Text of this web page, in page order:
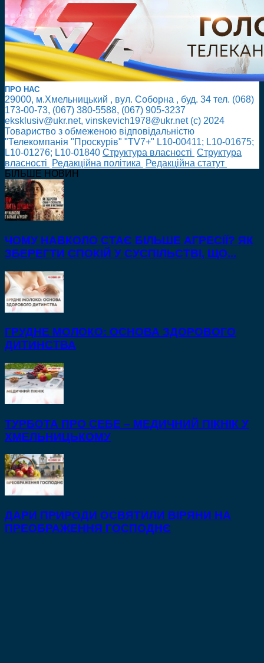
ПРО НАС
29000, м.Хмельницький , вул. Соборна , буд. 34 тел. (068)
173-00-73, (067) 380-5588, (067) 905-3237
eksklusiv@ukr.net, vinskevich1978@ukr.net (с) 2024
Товариство з обмеженою відповідальністю
"Телекомпанія "Проскурів" "TV7+" L10-00411; L10-01675;
L10-01276; L10-01840 Cтруктура власності Cтруктура
власності
Редакційна політика
Редакційна статут
БІЛЬШЕ НОВИН
ЧОМУ НАВКОЛО СТАЄ БІЛЬШЕ АГРЕСІЇ? ЯК
ЗБЕРЕГТИ СПОКІЙ У СУСПІЛЬСТВІ, ЩО...
ГРУДНЕ МОЛОКО: ОСНОВА ЗДОРОВОГО
ДИТИНСТВА
ТУРБОТА ПРО СЕБЕ – МЕДИЧНИЙ ПІКНІК У
ХМЕЛЬНИЦЬКОМУ
ДАРИ ПРИРОДИ ОСВЯТИЛИ ВІРЯНИ НА
ПРЕОБРАЖЕННЯ ГОСПОДНЄ